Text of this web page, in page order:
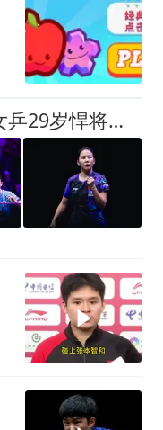
4-0横扫大藤沙月！中国女乒29岁悍将冲连冠：3战零封对手，追赶孙颖莎